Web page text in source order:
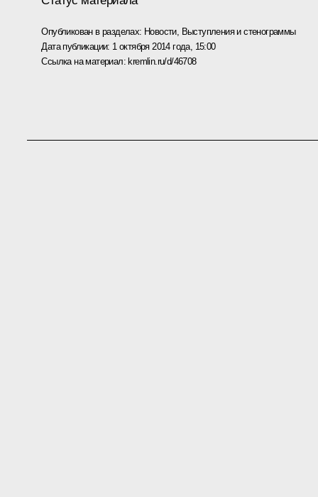
Опубликован в разделах: Новости, Выступления и стенограммы
Дата публикации: 1 октября 2014 года, 15:00
Ссылка на материал: kremlin.ru/d/46708